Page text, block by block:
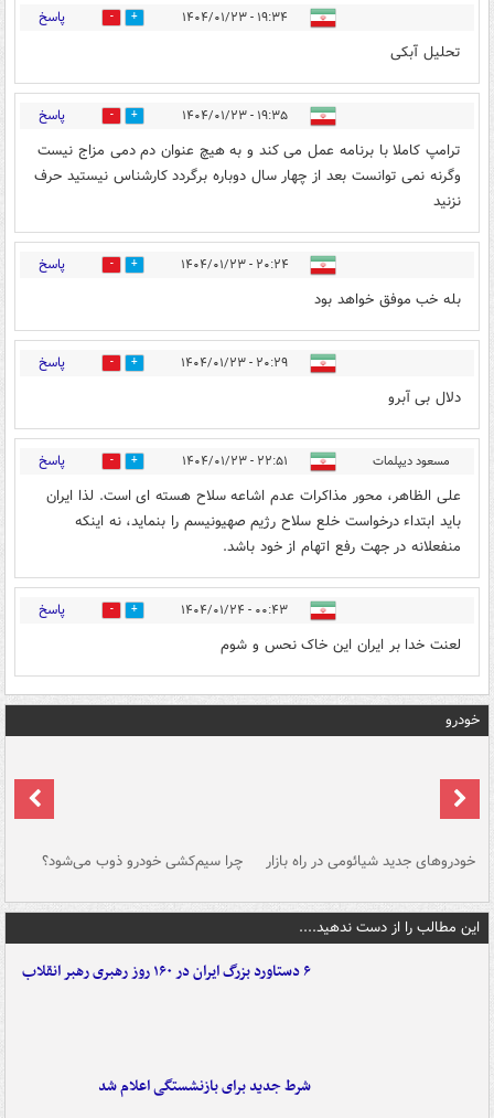
۱۹:۳۴ - ۱۴۰۴/۰۱/۲۳ 6 پاسخ
تحلیل آبکی
۱۹:۳۵ - ۱۴۰۴/۰۱/۲۳ 14 پاسخ
ترامپ کاملا با برنامه عمل می کند و به هیچ عنوان دم دمی مزاج نیست
وگرنه نمی توانست بعد از چهار سال دوباره برگردد کارشناس نیستید حرف
نزنید
۲۰:۲۴ - ۱۴۰۴/۰۱/۲۳ 1 پاسخ
بله خب موفق خواهد بود
۲۰:۲۹ - ۱۴۰۴/۰۱/۲۳ 0 پاسخ
دلال بی آبرو
مسعود دیپلمات ۲۲:۵۱ - ۱۴۰۴/۰۱/۲۳ 3 پاسخ
علی الظاهر، محور مذاکرات عدم اشاعه سلاح هسته ای است. لذا ایران
باید ابتداء درخواست خلع سلاح رژیم صهیونیسم را بنماید، نه اینکه
منفعلانه در جهت رفع اتهام از خود باشد.
۰۰:۴۳ - ۱۴۰۴/۰۱/۲۴ 0 پاسخ
لعنت خدا بر ایران این خاک نحس و شوم
خودرو
خودروهای جدید شیائومی در راه بازار چرا سیم‌کشی خودرو ذوب می‌شود؟
این مطالب را از دست ندهید....
۶ دستاورد بزرگ ایران در ۱۶۰ روز رهبری رهبر انقلاب
شرط جدید برای بازنشستگی اعلام شد